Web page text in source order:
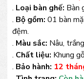
. Loại bàn ghế: Bàn
. Bộ gồm: 01 bàn
đệm.
. Màu sắc: Nâu,
. Chất liệu: Khung
. Bảo hành: 12